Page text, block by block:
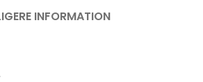
INFORMATION